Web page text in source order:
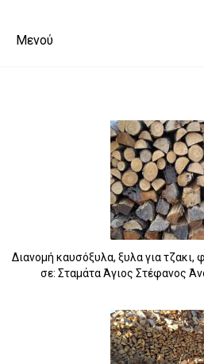
Μενού
Διανομή καυσόξυλα, ξυλα για τζακι,
σε: Σταμάτα Άγιος Στέφανος